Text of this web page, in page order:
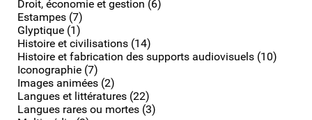
Droit, économie et gestion (6)
Estampes (7)
Glyptique (1)
Histoire et civilisations (14)
Histoire et fabrication des supports audiovisuels (10)
Iconographie (7)
Images animées (2)
Langues et littératures (22)
Langues rares ou mortes (3)